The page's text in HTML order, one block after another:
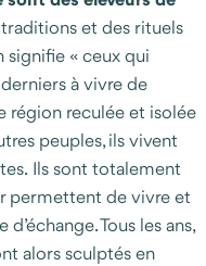
et des rituels
signifie « ceux qui
à vivre de
région reculée et isolée
peuples, ils vivent
Ils sont totalement
permettent de vivre et
Tous les ans,
alors sculptés en